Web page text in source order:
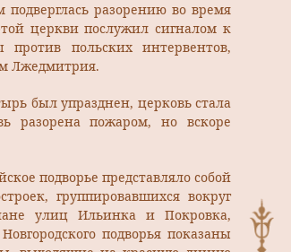
подверглась разорению во время
церкви послужил сигналом к
польских интервентов,
Лжедмитрия.
был упразднен, церковь стала
разорена пожаром, но вскоре
подворье представляло собой
группировавшихся вокруг
улиц Ильинка и Покровка,
подворья показаны